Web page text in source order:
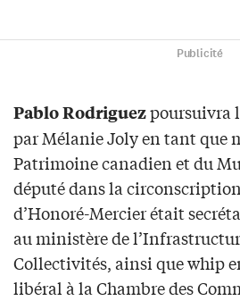
Publicité
Pablo Rodriguezpoursuivra
par Mélanie Joly en tant que
Patrimoine canadien et du
député dans la
d’Honoré-Mercier était
au ministère de
Collectivités, ainsi que whip
libéral à la Chambre des